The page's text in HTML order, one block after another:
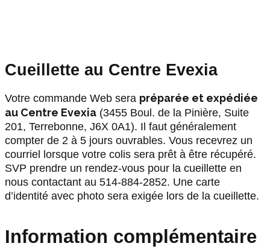
Cueillette au Centre Evexia
Votre commande Web sera préparée et expédiée
au Centre Evexia (3455 Boul. de la Pinière, Suite
201, Terrebonne, J6X 0A1). Il faut généralement
compter de 2 à 5 jours ouvrables. Vous recevrez un
courriel lorsque votre colis sera prêt à être récupéré.
SVP prendre un rendez-vous pour la cueillette en
nous contactant au 514-884-2852. Une carte
d’identité avec photo sera exigée lors de la cueillette.
Information complémentaire